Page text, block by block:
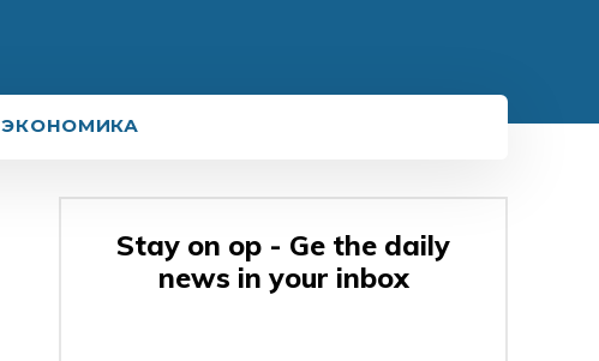
ЭКОНОМИКА
Stay on op - Ge the daily
news in your inbox